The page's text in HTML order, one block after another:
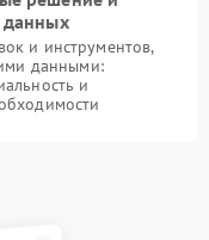
данных
и инструментов,
данными:
и